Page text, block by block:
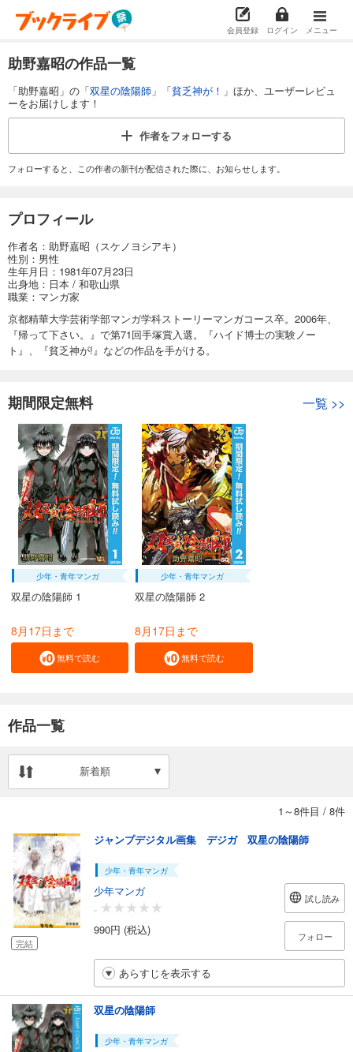
会員登録 ログイン メニュー
助野嘉昭の作品一覧
「助野嘉昭」の「双星の陰陽師 」「貧乏神が！ 」ほか、ユーザーレビュ
ーをお届けします！
作者をフォローする
フォローすると、この作者の新刊が配信された際に、お知らせします。
プロフィール
作者名：助野嘉昭（スケノヨシアキ）
性別：男性
生年月日：1981年07月23日
出身地：日本 / 和歌山県
職業：マンガ家
京都精華大学芸術学部マンガ学科ストーリーマンガコース卒。2006年、
『帰って下さい。』で第71回手塚賞入選。『ハイド博士の実験ノー
ト』、『貧乏神が!』などの作品を手がける。
期間限定無料 一覧 >>
少年・青年マンガ
双星の陰陽師 1
8月17日まで
無料で読む
少年・青年マンガ
双星の陰陽師 2
8月17日まで
無料で読む
作品一覧
新着順
1～8件目 / 8件
完結
ジャンプデジタル画集 デジガ 双星の陰陽師
少年・青年マンガ
少年マンガ
-
990円 (税込)
試し読み
フォロー
あらすじを表示する
双星の陰陽師
少年・青年マンガ